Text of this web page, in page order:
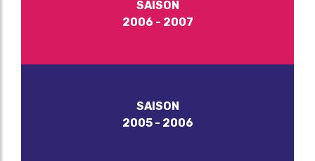
SAISON
2006 - 2007
SAISON
2005 - 2006